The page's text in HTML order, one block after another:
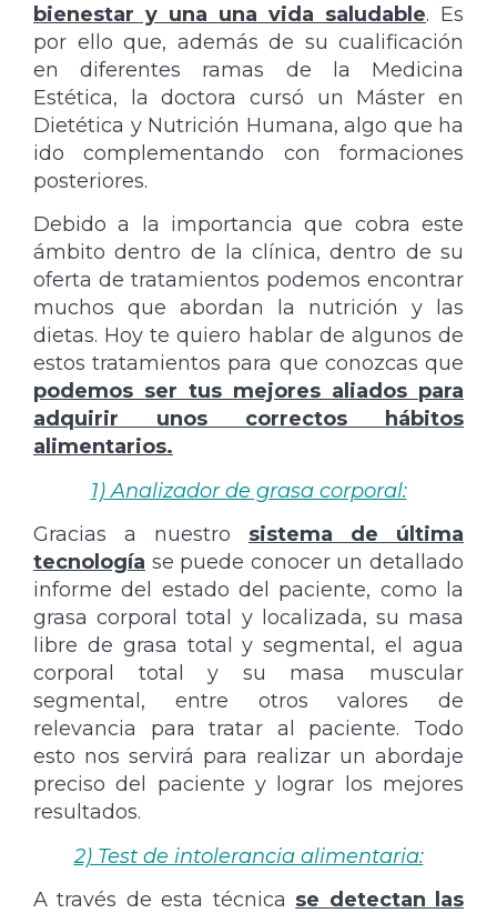
bienestar y una una vida saludable. Es
por ello que, además de su cualificación
en diferentes ramas de la Medicina
Estética, la doctora cursó un Máster en
Dietética y Nutrición Humana, algo que ha
ido complementando con formaciones
posteriores.
Debido a la importancia que cobra este
ámbito dentro de la clínica, dentro de su
oferta de tratamientos podemos encontrar
muchos que abordan la nutrición y las
dietas. Hoy te quiero hablar de algunos de
estos tratamientos para que conozcas que
podemos ser tus mejores aliados para
adquirir unos correctos hábitos
alimentarios.
1) Analizador de grasa corporal:
Gracias a nuestro sistema de última
tecnología se puede conocer un detallado
informe del estado del paciente, como la
grasa corporal total y localizada, su masa
libre de grasa total y segmental, el agua
corporal total y su masa muscular
segmental, entre otros valores de
relevancia para tratar al paciente. Todo
esto nos servirá para realizar un abordaje
preciso del paciente y lograr los mejores
resultados.
2) Test de intolerancia alimentaria:
A través de esta técnica se detectan las